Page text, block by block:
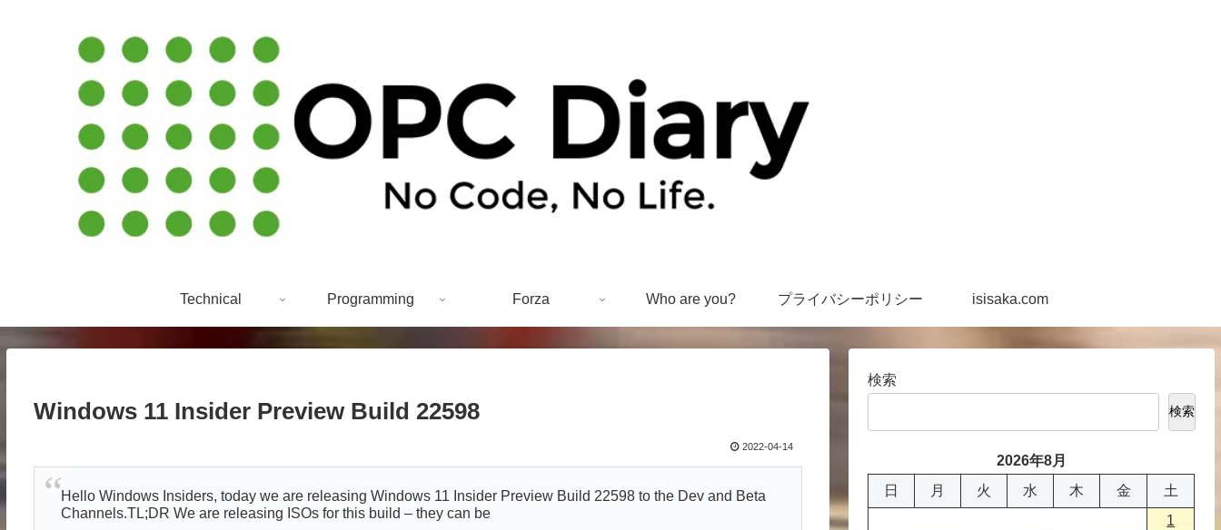
Technical Programming Forza Who are you? プライバシーポリシー isisaka.com
Windows 11 Insider Preview Build 22598
2022-04-14
Hello Windows Insiders, today we are releasing Windows 11 Insider Preview Build 22598 to the Dev and Beta
Channels.TL;DR We are releasing ISOs for this build – they can be
検索
検索
2026年8月
日
月 火 水 木 金
土
1